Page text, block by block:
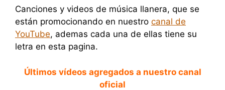
Canciones y videos de música llanera, que se
están promocionando en nuestro canal de
YouTube, ademas cada una de ellas tiene su
letra en esta pagina.
Últimos vídeos agregados a nuestro canal
oficial